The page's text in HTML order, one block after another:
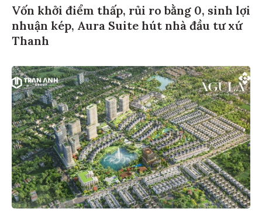
Vốn khởi điểm thấp, rủi ro bằng 0, sinh lợi
nhuận kép, Aura Suite hút nhà đầu tư xứ
Thanh